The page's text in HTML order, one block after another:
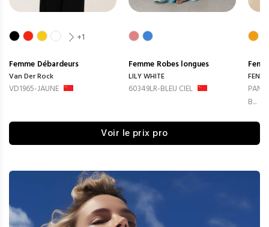
+1
Femme Débardeurs
Van Der Rock
VD1965-JAUNE
Femme Robes longues
LILY WHITE
60349LR-BLEU CIEL
B...
Voir le prix pro